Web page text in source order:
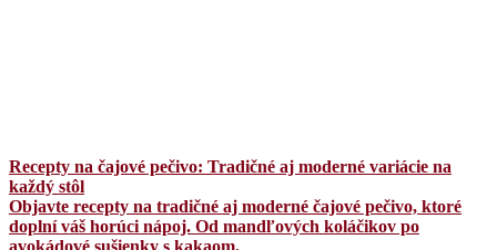
Recepty na čajové pečivo: Tradičné aj moderné variácie na
každý stôl
Objavte recepty na tradičné aj moderné čajové pečivo, ktoré
doplní váš horúci nápoj. Od mandľových koláčikov po
avokádové sušienky s kakaom.